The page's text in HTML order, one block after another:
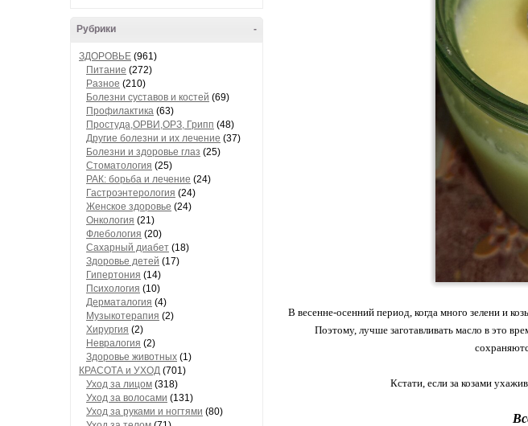
-
Рубрики
ЗДОРОВЬЕ (961)
Питание (272)
Разное (210)
Болезни суставов и костей (69)
Профилактика (63)
Простуда,ОРВИ,ОРЗ, Грипп (48)
Другие болезни и их лечение (37)
Болезни и здоровье глаз (25)
Стоматология (25)
РАК: борьба и лечение (24)
Гастроэнтерология (24)
Женское здоровье (24)
Онкология (21)
Флебология (20)
Сахарный диабет (18)
Здоровье детей (17)
Гипертония (14)
Психология (10)
Дерматалогия (4)
Музыкотерапия (2)
Хирургия (2)
Невралогия (2)
Здоровье животных (1)
КРАСОТА и УХОД (701)
Уход за лицом (318)
Уход за волосами (131)
Уход за руками и ногтями (80)
В весенне-осенний период, когда много зелени и
Поэтому, лучше заготавливать масло в это
Кстати, если за козами